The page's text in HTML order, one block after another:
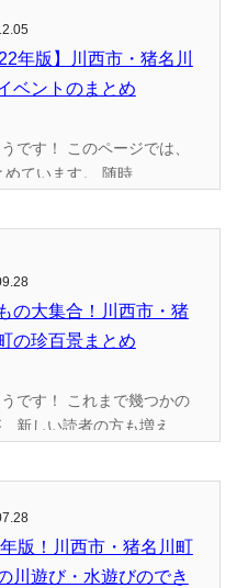
年版】川西市・猪名川
ベントのまとめ
です！ このページでは、
ています。 随時...
の大集合！川西市・猪
の珍百景まとめ
です！ これまで幾つかの
新しい読者の方も増え...
版！川西市・猪名川町
川遊び・水遊びのでき